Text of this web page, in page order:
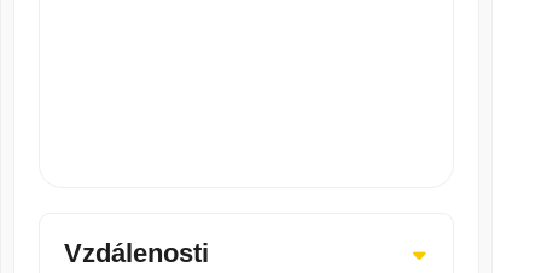
Vzdálenosti